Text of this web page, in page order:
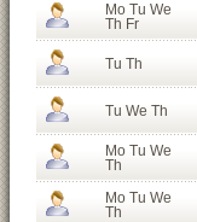
Mo Tu We
Th Fr
Tu Th
Tu We Th
Mo Tu We
Th
Mo Tu We
Th